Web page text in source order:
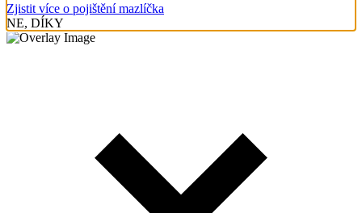
Zjistit více o pojištění mazlíčka
NE, DÍKY